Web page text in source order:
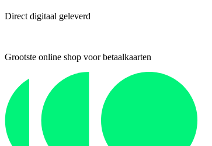
Direct digitaal geleverd
Grootste online shop voor betaalkaarten